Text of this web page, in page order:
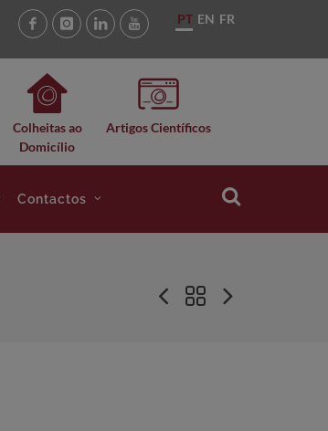
PT EN FR
Colheitas ao
Domicílio
Artigos Científicos
Contactos